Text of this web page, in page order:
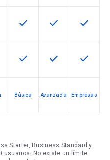
función está disponible en
Esta función está
check Esta función
check Esta
check
función está disponible en
Esta función está
check Esta función
check Esta
check
Básica Avanzada Empresas
Starter, Business Standard y
usuarios. No existe un límite